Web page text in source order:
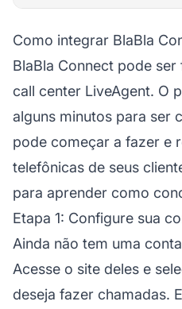
Como integrar BlaBla
BlaBla Connect pode
call center LiveAgent. O
alguns minutos para ser
pode começar a fazer e
telefônicas de seus
para aprender como
Etapa 1: Configure sua
Ainda não tem uma
Acesse o site deles e
deseja fazer chamadas.